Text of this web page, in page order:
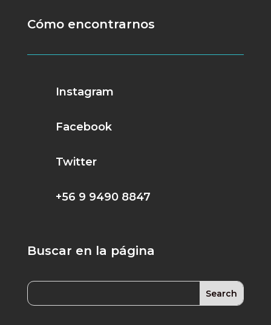
Cómo encontrarnos
Instagram
Facebook
Twitter
+56 9 9490 8847
Buscar en la página